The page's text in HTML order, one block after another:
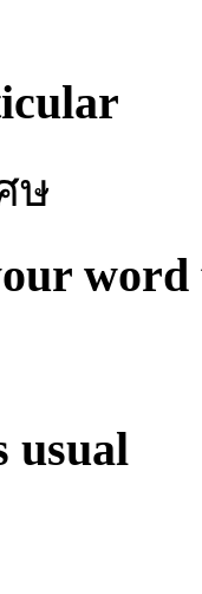
ษ
usual